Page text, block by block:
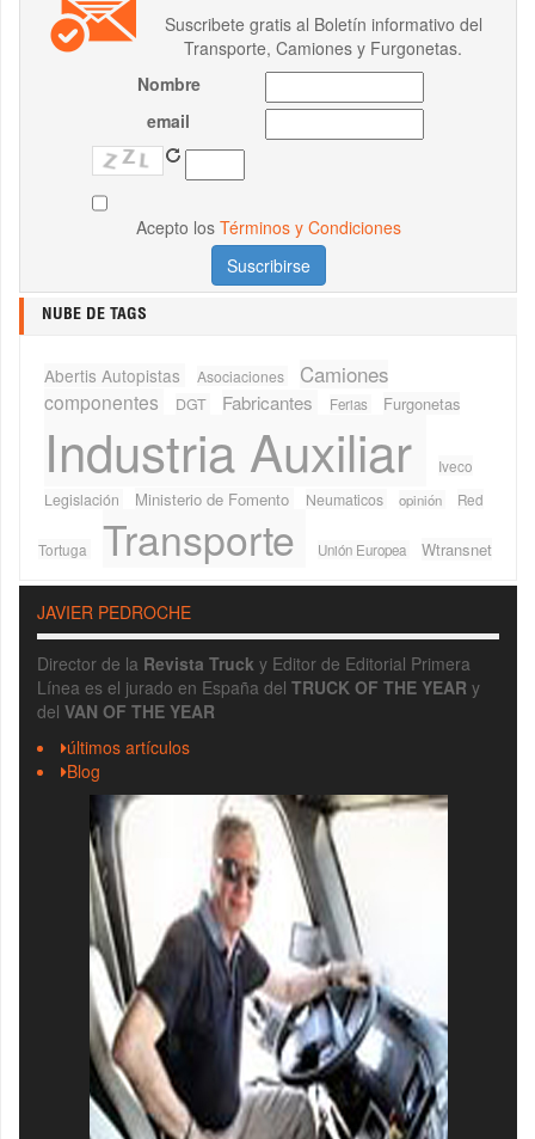
Suscribete gratis al Boletín informativo del
Transporte, Camiones y Furgonetas.
Nombre
email
Acepto los Términos y Condiciones
NUBE DE TAGS
Abertis Autopistas Asociaciones Camiones
componentes DGT Fabricantes Ferias Furgonetas
Industria Auxiliar
Iveco
Legislación
Ministerio de Fomento Neumaticos opinión Red
Tortuga Transporte Unión Europea Wtransnet
JAVIER PEDROCHE
Director de la Revista Truck y Editor de Editorial Primera
Línea es el jurado en España del TRUCK OF THE YEAR y
del VAN OF THE YEAR
últimos artículos
Blog